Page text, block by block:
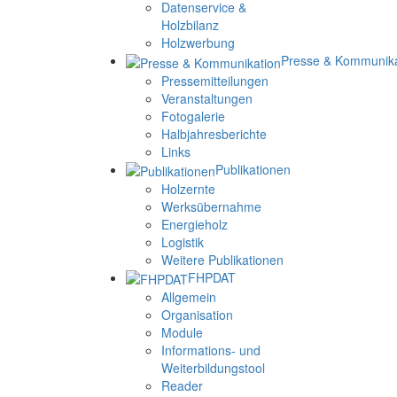
Datenservice &
Holzbilanz
Holzwerbung
Presse &
Pressemitteilungen
Veranstaltungen
Fotogalerie
Halbjahresberichte
Links
Publikationen
Holzernte
Werksübernahme
Energieholz
Logistik
Weitere Publikationen
FHPDAT
Allgemein
Organisation
Module
Informations- und
Weiterbildungstool
Reader